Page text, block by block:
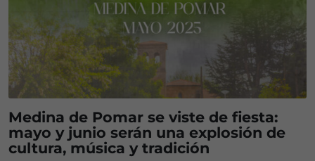
Medina de Pomar se viste de fiesta:
mayo y junio serán una explosión de
cultura, música y tradición